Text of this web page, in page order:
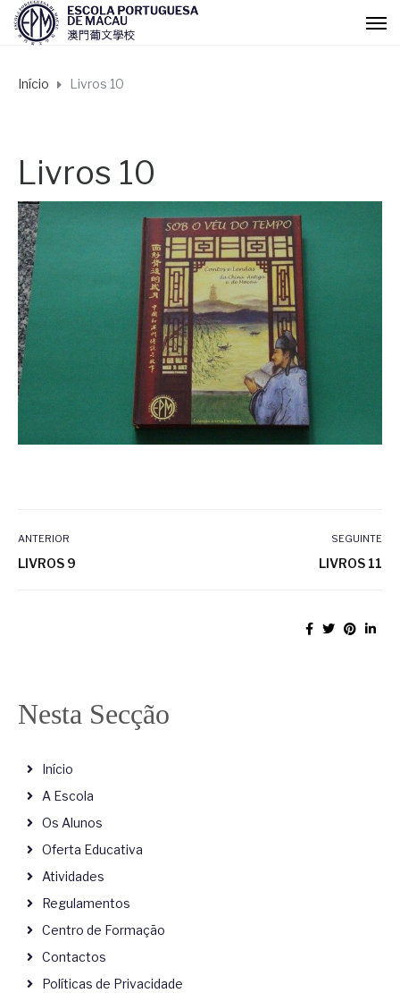
Início Livros 10
Livros 10
ANTERIOR
LIVROS 9
SEGUINTE
LIVROS 11
Nesta Secção
Início
A Escola
Os Alunos
Oferta Educativa
Atividades
Regulamentos
Centro de Formação
Contactos
Políticas de Privacidade